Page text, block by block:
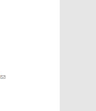
(link sends e-mail)